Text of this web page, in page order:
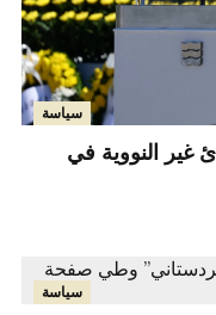
سياسة
غير النووية في
سياسة